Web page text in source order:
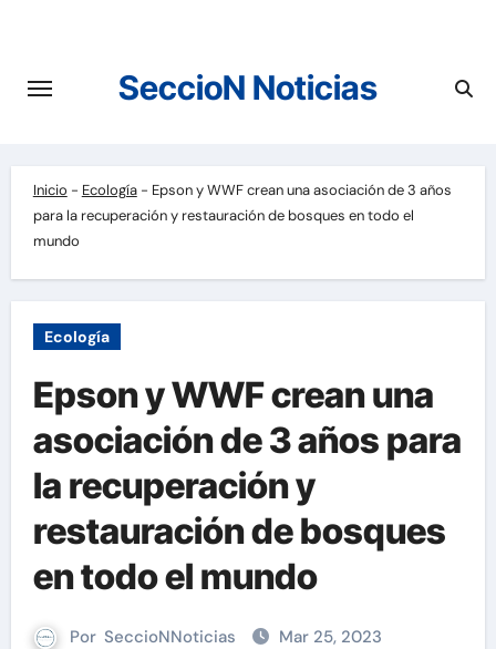
contenido
SeccioN Noticias
Inicio - Ecología- Epson y WWF crean una asociación de 3 años
para la recuperación y restauración de bosques en todo el
mundo
Ecología
Epson y WWF crean una
asociación de 3 años para
la recuperación y
restauración de bosques
en todo el mundo
Por SeccioNNoticias Mar 25, 2023